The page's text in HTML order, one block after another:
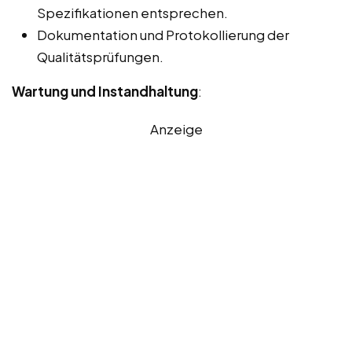
Spezifikationen entsprechen.
Dokumentation und Protokollierung der
Qualitätsprüfungen.
Wartung und Instandhaltung:
Anzeige